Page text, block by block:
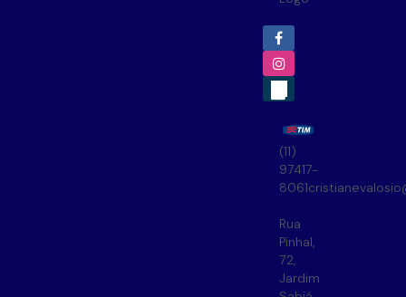
(11)
97417-
8061
Rua
Pinhal,
72,
Jardim